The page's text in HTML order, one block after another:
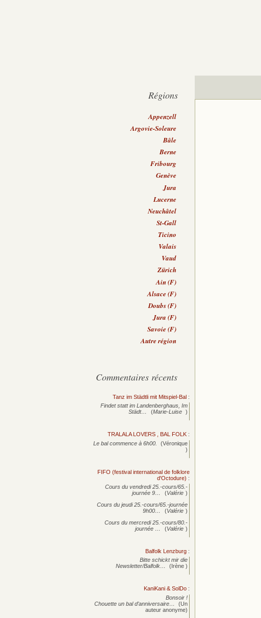
Régions
Appenzell
Argovie-Soleure
Bâle
Berne
Fribourg
Genève
Jura
Lucerne
Neuchâtel
St-Gall
Ticino
Valais
Vaud
Zürich
Ain (F)
Alsace (F)
Doubs (F)
Jura (F)
Savoie (F)
Autre région
Commentaires récents
Tanz im Städtli mit Mitspiel-Bal :
Findet statt im Landenberghaus, Im
Städt…
(Marie-Luise )
TRALALA LOVERS , BAL FOLK :
Le bal commence à 6h00.
(Véronique
)
FIFO (festival international de folklore
d'Octodure) :
Cours du vendredi 25.-cours/65.-
journée 9… (Valérie )
Cours du jeudi 25.-cours/65.-journée
9h00…
(Valérie )
Cours du mercredi 25.-cours/80.-
journée … (Valérie )
Balfolk Lenzburg :
Bitte schickt mir die
Newsletter/Balfolk…
(Irène )
KaniKani & SolDo :
Bonsoir !
Chouette un bal d’anniversaire…
(Un
auteur anonyme)